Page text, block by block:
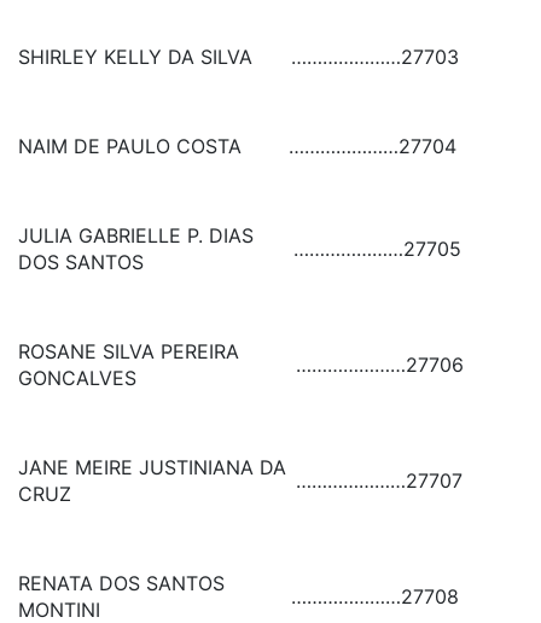
SHIRLEY KELLY DA SILVA …………………27703
NAIM DE PAULO COSTA …………………27704
JULIA GABRIELLE P. DIAS
DOS SANTOS
…………………27705
ROSANE SILVA PEREIRA
GONCALVES
…………………27706
JANE MEIRE JUSTINIANA DA
CRUZ
…………………27707
RENATA DOS SANTOS
MONTINI
…………………27708